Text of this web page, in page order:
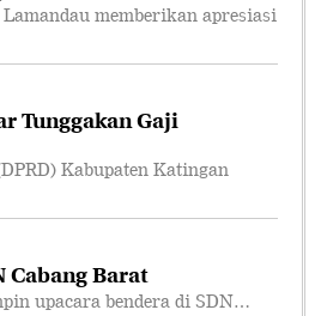
memberikan apresiasi
Tunggakan Gaji
Kabupaten Katingan
Cabang Barat
upacara bendera di SDN…